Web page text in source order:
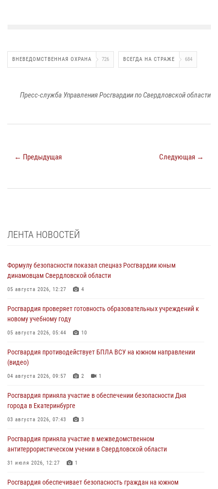
ВНЕВЕДОМСТВЕННАЯ ОХРАНА 726 ВСЕГДА НА СТРАЖЕ 684
Пресс-служба Управления Росгвардии по Свердловской области
← Предыдущая Следующая →
ЛЕНТА НОВОСТЕЙ
Формулу безопасности показал спецназ Росгвардии юным
динамовцам Свердловской области
05 августа 2026, 12:27 4
Росгвардия проверяет готовность образовательных учреждений к
новому учебному году
05 августа 2026, 05:44 10
Росгвардия противодействует БПЛА ВСУ на южном направлении
(видео)
04 августа 2026, 09:57 2 1
Росгвардия приняла участие в обеспечении безопасности Дня
города в Екатеринбурге
03 августа 2026, 07:43 3
Росгвардия приняла участие в межведомственном
антитеррористическом учении в Свердловской области
31 июля 2026, 12:27 1
Росгвардия обеспечивает безопасность граждан на южном